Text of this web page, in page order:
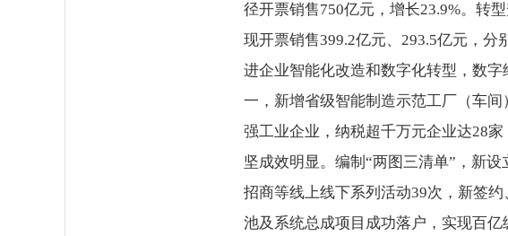
径开票销售750亿元，增长23.9%。转
现开票销售399.2亿元、293.5亿元，分
进企业智能化改造和数字化转型，数
一，新增省级智能制造示范工厂（车
强工业企业，纳税超千万元企业达28
坚成效明显。编制“两图三清单”，新
招商等线上线下系列活动39次，新签
池及系统总成项目成功落户，实现百